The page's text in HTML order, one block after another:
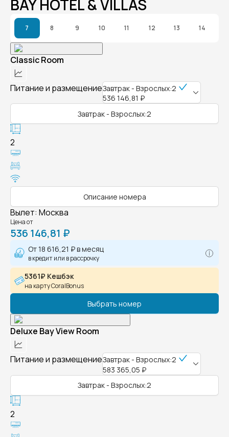
BAY HOTEL & VILLAS
7 8 9 10 11 12 13 14
Classic Room
Питание и размещениеЗавтрак - Взрослых:2
536 146,81 ₽
Завтрак - Взрослых:2
2
Описание номера
Вылет: Москва
Цена от
536 146,81 ₽
От18 616,21 ₽в месяц
в кредит или в рассрочку
5361₽ Кешбэк
на карту CoralBonus
Выбрать номер
Deluxe Bay View Room
Питание и размещениеЗавтрак - Взрослых:2
583 365,05 ₽
Завтрак - Взрослых:2
2